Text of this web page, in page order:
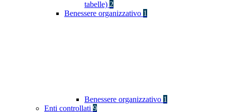
tabelle) 2
Benessere organizzativo 1
Benessere organizzativo 1
Enti controllati 9